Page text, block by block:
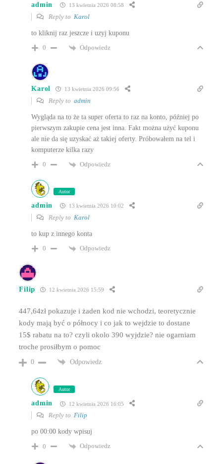
admin 13 kwietnia 2026 08:58
Reply to Karol
to kliknij raz jeszcze i uzyj kuponu
0
Odpowiedz
Karol 13 kwietnia 2026 09:56
Reply toadmin
Wygląda na to że ta super oferta to raz na konto, później po
pierwszym zakupie cena jest inna. Fakt można użyć kuponu
ale nie da się uzyskać aż takiej oferty. Próbowałem na tel i
komputerze kilka razy
0
Odpowiedz
Autor
admin 13 kwietnia 2026 10:02
Reply to Karol
to kup z innego konta
0
Odpowiedz
Filip 12 kwietnia 2026 15:59
447,64zł pokazuje i żaden kod nie wchodzi, teoretycznie
kody mają być o północy i co jak to wejdzie to dostane
15$ rabatu na to? czyli okolo 390 wyjdzie? nie ogarniam
troche prosiłbym o pomoc
0 Odpowiedz
Autor
admin 12 kwietnia 2026 16:05
Reply toFilip
po 00:00 kody wpisuj
0
Odpowiedz